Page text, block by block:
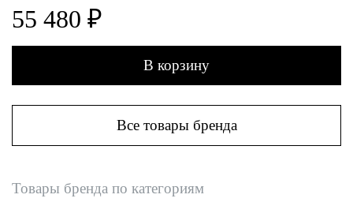
55 480 ₽
В корзину
Все товары бренда
Товары бренда по категориям